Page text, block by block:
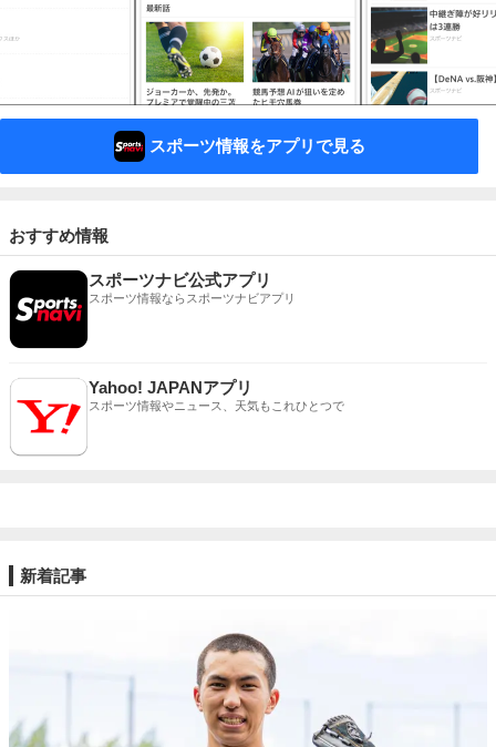
スポーツ情報をアプリで見る
おすすめ情報
スポーツナビ公式アプリ
スポーツ情報ならスポーツナビアプリ
Yahoo! JAPANアプリ
スポーツ情報やニュース、天気もこれひとつで
新着記事